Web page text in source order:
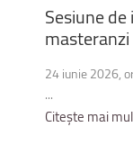
Sesiunede
masteranzi
24 iunie 2026,
...
Citește mai